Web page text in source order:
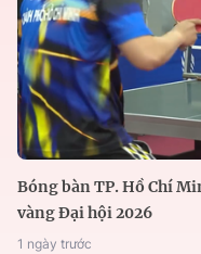
Bóng bàn TP. Hồ Chí
vàng Đại hội 2026
1 ngày trước